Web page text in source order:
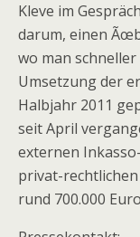
Kleve im
darum, einen
wo man
Umsetzung der
Halbjahr 2011
seit April
externen
privat-
rund 700.000